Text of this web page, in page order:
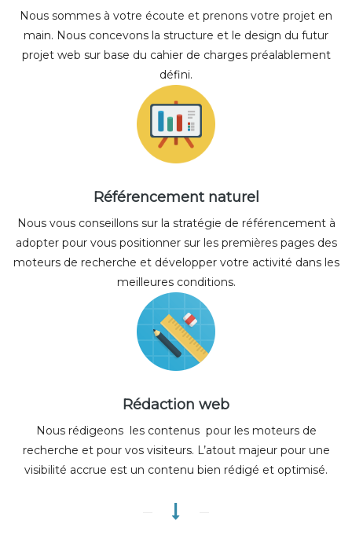
Nous sommes à votre écoute et prenons votre projet en
main. Nous concevons la structure et le design du futur
projet web sur base du cahier de charges préalablement
défini.
Référencement naturel
Nous vous conseillons sur la stratégie de référencement à
adopter pour vous positionner sur les premières pages des
moteurs de recherche et développer votre activité dans les
meilleures conditions.
Rédaction web
Nous rédigeons les contenus pour les moteurs de
recherche et pour vos visiteurs. L’atout majeur pour une
visibilité accrue est un contenu bien rédigé et optimisé.